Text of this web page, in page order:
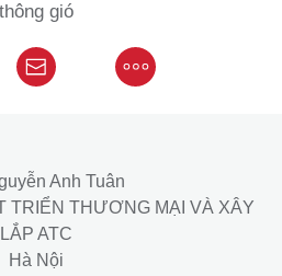
thông gió
Anh Tuân
TRIỂN THƯƠNG MẠI VÀ XÂY
LẮP ATC
Hà Nội